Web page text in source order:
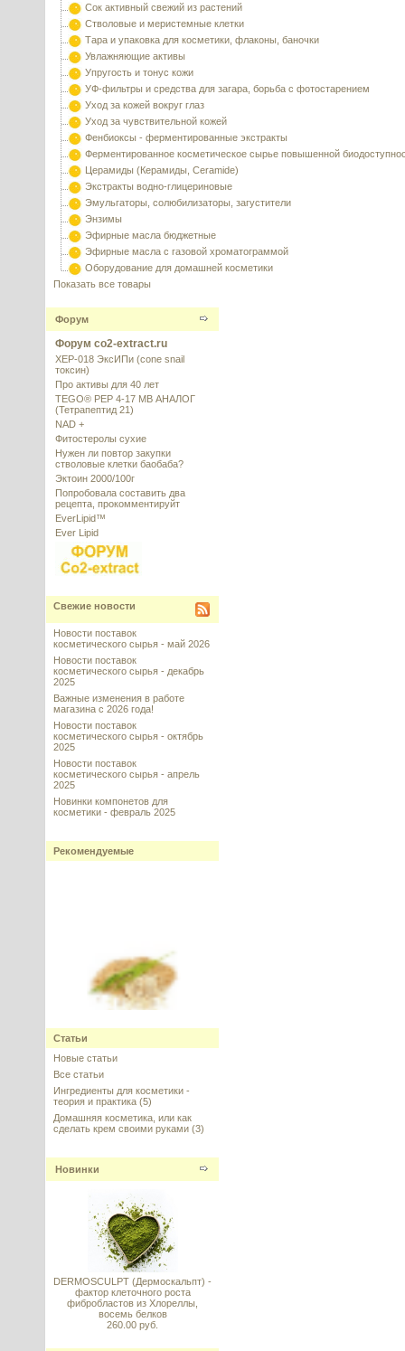
Сок активный свежий из растений
Стволовые и меристемные клетки
Тара и упаковка для косметики, флаконы, баночки
Увлажняющие активы
Упругость и тонус кожи
УФ-фильтры и средства для загара, борьба с фотостарением
Уход за кожей вокруг глаз
Уход за чувствительной кожей
Фенбиоксы - ферментированные экстракты
Ферментированное косметическое сырье повышенной
Церамиды (Керамиды, Ceramide)
Экстракты водно-глицериновые
Эмульгаторы, солюбилизаторы, загустители
Энзимы
Эфирные масла бюджетные
Эфирные масла с газовой хроматограммой
Оборудование для домашней косметики
Показать все товары
Форум
Форум co2-extract.ru
XEP-018 ЭксИПи (cone snail
токсин)
Про активы для 40 лет
TEGO® PEP 4-17 MB АНАЛОГ
(Тетрапептид 21)
NAD +
Фитостеролы сухие
Нужен ли повтор закупки
стволовые клетки баобаба?
Эктоин 2000/100г
Попробовала составить два
рецепта, прокомментируйт
EverLipid™
Ever Lipid
Свежие новости
Новости поставок
косметического сырья - май 2026
Новости поставок
косметического сырья - декабрь
2025
Важные изменения в работе
магазина с 2026 года!
Новости поставок
косметического сырья - октябрь
2025
Новости поставок
косметического сырья - апрель
2025
Новинки компонетов для
косметики - февраль 2025
Рекомендуемые
Oat Beta-Glucan (Бета Глюкан
Гидролизованные протеины
шелка (Hydrolyzed Silk Protein),
20 г
---------
Кокамидопропил бетаин сухой
Статьи
Новые статьи
Все статьи
Ингредиенты для косметики -
теория и практика (5)
Домашняя косметика, или как
сделать крем своими руками (3)
Новинки
DERMOSCULPT (Дермоскальпт) -
фактор клеточного роста
фибробластов из Хлореллы,
восемь белков
260.00 руб.